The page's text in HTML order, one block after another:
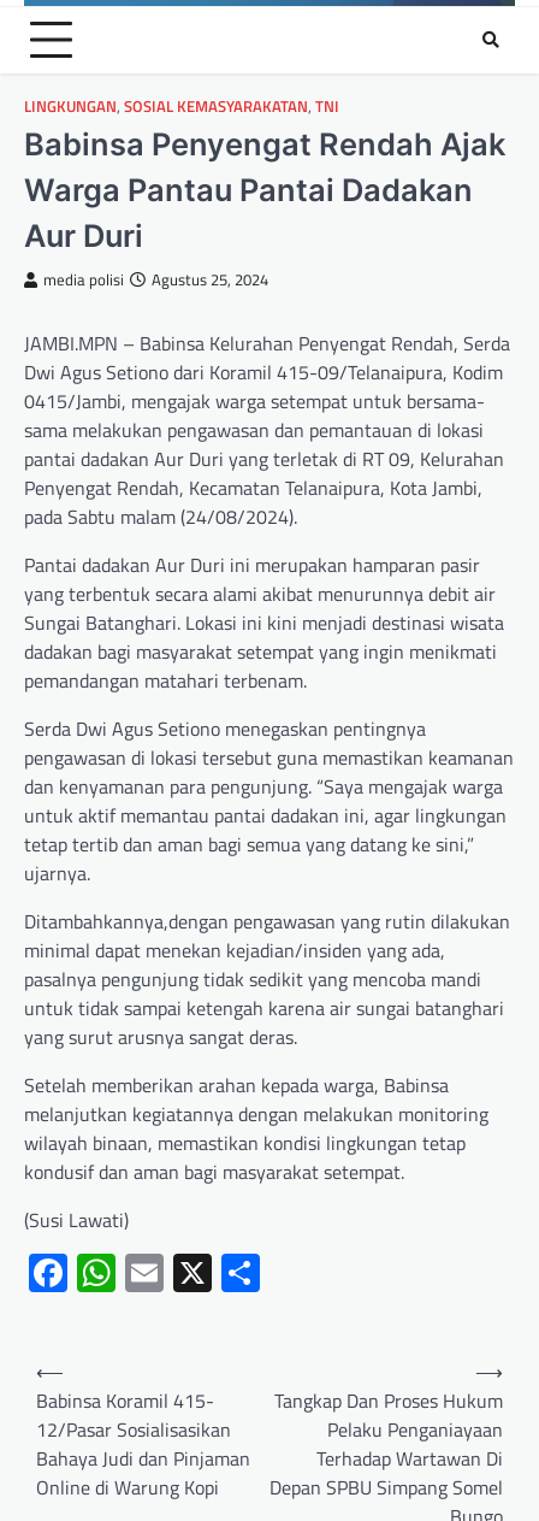
LINGKUNGAN, SOSIAL KEMASYARAKATAN, TNI
Babinsa Penyengat Rendah Ajak
Warga Pantau Pantai Dadakan
Aur Duri
media polisi Agustus 25, 2024
JAMBI.MPN – Babinsa Kelurahan Penyengat Rendah, Serda
Dwi Agus Setiono dari Koramil 415-09/Telanaipura, Kodim
0415/Jambi, mengajak warga setempat untuk bersama-
sama melakukan pengawasan dan pemantauan di lokasi
pantai dadakan Aur Duri yang terletak di RT 09, Kelurahan
Penyengat Rendah, Kecamatan Telanaipura, Kota Jambi,
pada Sabtu malam (24/08/2024).
Pantai dadakan Aur Duri ini merupakan hamparan pasir
yang terbentuk secara alami akibat menurunnya debit air
Sungai Batanghari. Lokasi ini kini menjadi destinasi wisata
dadakan bagi masyarakat setempat yang ingin menikmati
pemandangan matahari terbenam.
Serda Dwi Agus Setiono menegaskan pentingnya
pengawasan di lokasi tersebut guna memastikan keamanan
dan kenyamanan para pengunjung. “Saya mengajak warga
untuk aktif memantau pantai dadakan ini, agar lingkungan
tetap tertib dan aman bagi semua yang datang ke sini,”
ujarnya.
Ditambahkannya,dengan pengawasan yang rutin dilakukan
minimal dapat menekan kejadian/insiden yang ada,
pasalnya pengunjung tidak sedikit yang mencoba mandi
untuk tidak sampai ketengah karena air sungai batanghari
yang surut arusnya sangat deras.
Setelah memberikan arahan kepada warga, Babinsa
melanjutkan kegiatannya dengan melakukan monitoring
wilayah binaan, memastikan kondisi lingkungan tetap
kondusif dan aman bagi masyarakat setempat.
(Susi Lawati)
Facebook
WhatsApp
Email
X
⟵
Babinsa Koramil 415-
12/Pasar Sosialisasikan
Bahaya Judi dan Pinjaman
Online di Warung Kopi
Tangkap Dan Proses Hukum
Pelaku Penganiayaan
Terhadap Wartawan Di
Depan SPBU Simpang Somel
⟶